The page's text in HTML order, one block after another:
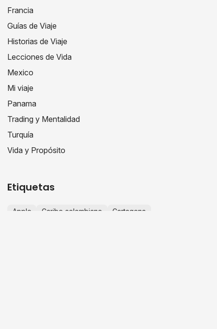
Francia
Guías de Viaje
Historias de Viaje
Lecciones de Vida
Mexico
Mi viaje
Panama
Trading y Mentalidad
Turquía
Vida y Propósito
Etiquetas
Apple Caribe colombiano
Cartagena